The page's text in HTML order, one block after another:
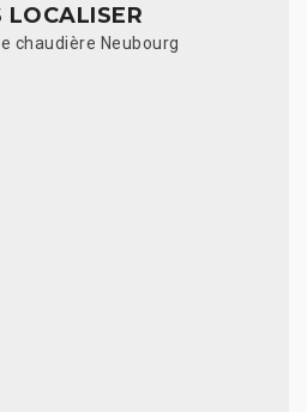
LOCALISER
chaudière Neubourg